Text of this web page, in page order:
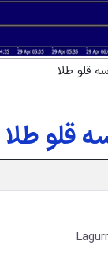
قلو طلا
قلو طلا